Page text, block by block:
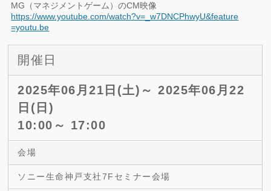
MG（マネジメントゲーム）のCM映像
https://www.youtube.com/watch?v=_w7DNCPhwyU&feature
=youtu.be
開催日
2025年06月21日(土)～ 2025年06月22
日(日)
10:00～ 17:00
会場
ソニー生命神戸支社7Fセミナー会場